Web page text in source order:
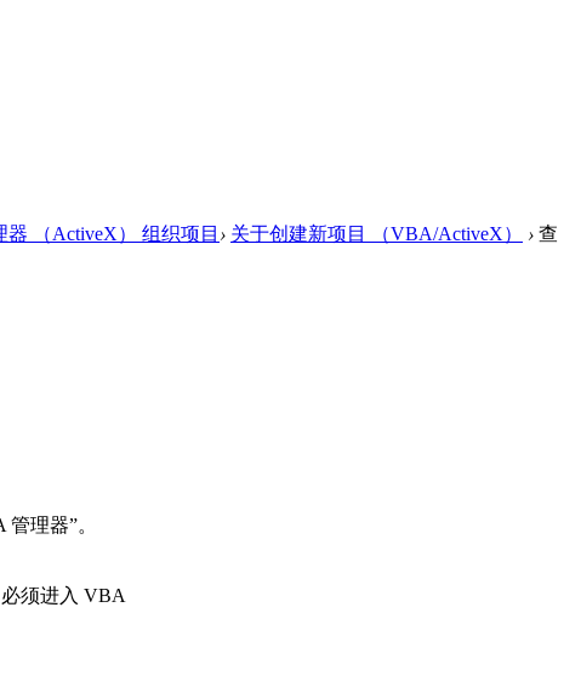
（ActiveX） 组织项目 › 关于创建新项目 （VBA/ActiveX） › 查
管理器”。
须进入 VBA